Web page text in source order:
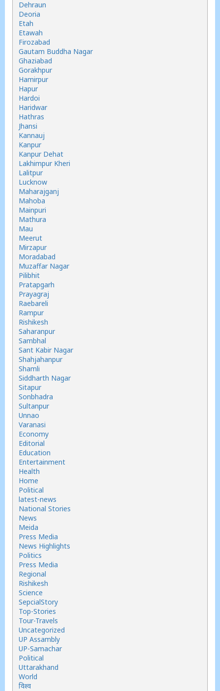
Dehraun
Deoria
Etah
Etawah
Firozabad
Gautam Buddha Nagar
Ghaziabad
Gorakhpur
Hamirpur
Hapur
Hardoi
Haridwar
Hathras
Jhansi
Kannauj
Kanpur
Kanpur Dehat
Lakhimpur Kheri
Lalitpur
Lucknow
Maharajganj
Mahoba
Mainpuri
Mathura
Mau
Meerut
Mirzapur
Moradabad
Muzaffar Nagar
Pilibhit
Pratapgarh
Prayagraj
Raebareli
Rampur
Rishikesh
Saharanpur
Sambhal
Sant Kabir Nagar
Shahjahanpur
Shamli
Siddharth Nagar
Sitapur
Sonbhadra
Sultanpur
Unnao
Varanasi
Economy
Editorial
Education
Entertainment
Health
Home
Political
latest-news
National Stories
News
Meida
Press Media
News Highlights
Politics
Press Media
Regional
Rishikesh
Science
SepcialStory
Top-Stories
Tour-Travels
Uncategorized
UP Assambly
UP-Samachar
Political
Uttarakhand
World
विश्व